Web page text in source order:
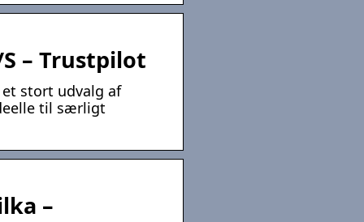
– Trustpilot
stort udvalg af
til særligt
–